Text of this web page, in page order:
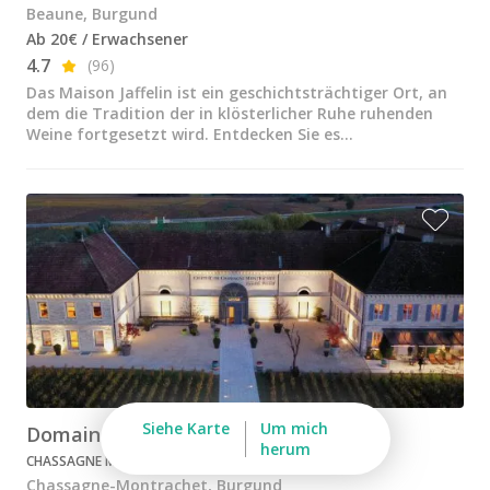
Weingüter & Weinprobe Beaujolais
Weingüter & Weinprobe Burgund
Champagnerhäuser & Verkostungen Champagner
Weingüter & Weinprobe Corse
Destillerien & Weinkeller Calvados
Weingüter & Weinprobe Elsass
Weingüter & Weinprobe Jura
Weingüter & Weinprobe Languedoc Roussillon
Rumbrennereien & Destillerien Martinique
Destillerien & Weinkeller Poitou Charentes
Weingüter & Weinprobe Provence
Beaune, Burgund
Ab 20€ / Erwachsener
4.7
(96)
Das Maison Jaffelin ist ein geschichtsträchtiger Ort, an
dem die Tradition der in klösterlicher Ruhe ruhenden
Weine fortgesetzt wird. Entdecken Sie es...
Domaine Famille Picard
CHASSAGNE MONTRACHET - BIODYNAMISCH
Chassagne-Montrachet, Burgund
Siehe Karte
Um mich
herum